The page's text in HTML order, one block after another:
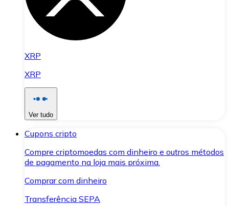
XRP
XRP
Ver tudo
Cupons cripto
Compre criptomoedas com dinheiro e outros métodos
de pagamento na loja mais próxima.
Comprar com dinheiro
Transferência SEPA